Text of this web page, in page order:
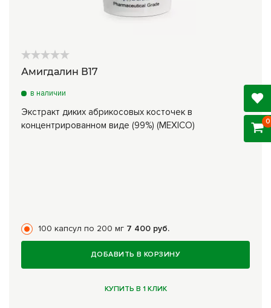
Амигдалин В17
в наличии
Экстракт диких абрикосовых косточек в
концентрированном виде (99%) (MEXICO)
100 капсул по 200 мг 7 400 руб.
ДОБАВИТЬ В КОРЗИНУ
КУПИТЬ В 1 КЛИК
0